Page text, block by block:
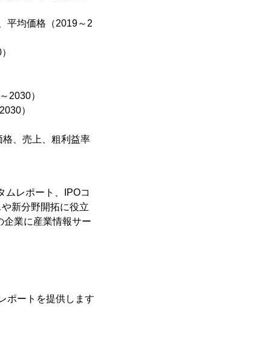
平均価格（2019～2
2030）
）
、売上、粗利益率
ムレポート、IPOコ
新分野開拓に役立
企業に産業情報サー
ポートを提供します